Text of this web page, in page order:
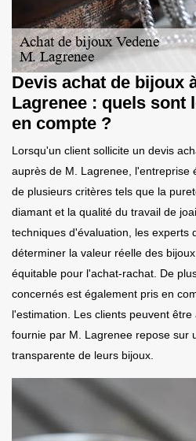
Devis achat de bijoux
Lagrenee : quels sont
en compte ?
Lorsqu'un client sollicite un devis
auprès de M. Lagrenee, l'entreprise
de plusieurs critères tels que la
diamant et la qualité du travail de
techniques d'évaluation, les experts
déterminer la valeur réelle des
équitable pour l'achat-rachat. De
concernés est également pris en
l'estimation. Les clients peuvent
fournie par M. Lagrenee repose sur
transparente de leurs bijoux.